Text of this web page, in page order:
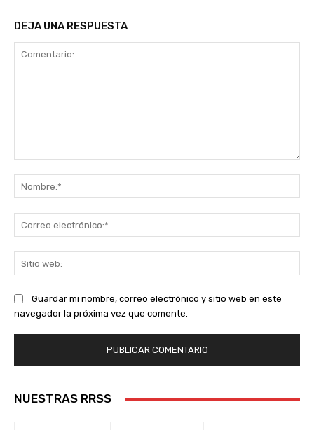
DEJA UNA RESPUESTA
Guardar mi nombre, correo electrónico y sitio web en este
navegador la próxima vez que comente.
NUESTRAS RRSS